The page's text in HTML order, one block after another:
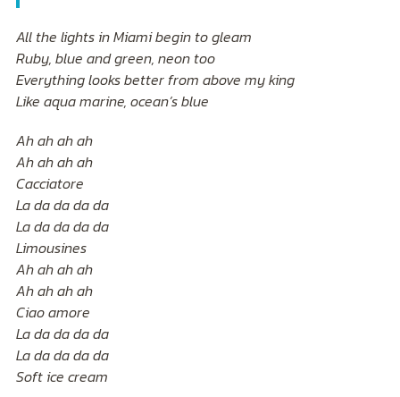
All the lights in Miami begin to gleam
Ruby, blue and green, neon too
Everything looks better from above my king
Like aqua marine, ocean’s blue
Ah ah ah ah
Ah ah ah ah
Cacciatore
La da da da da
La da da da da
Limousines
Ah ah ah ah
Ah ah ah ah
Ciao amore
La da da da da
La da da da da
Soft ice cream